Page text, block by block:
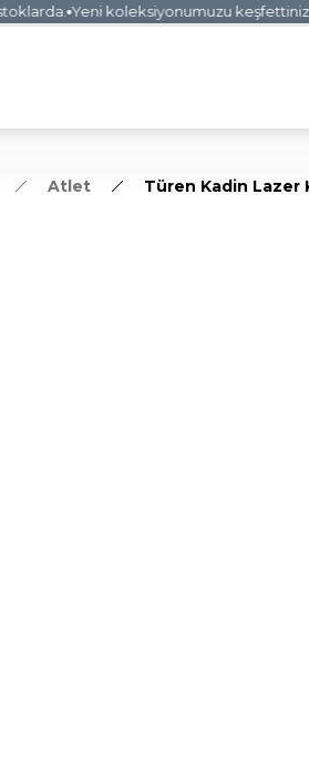
Yeni koleksiyonumuzu keşfettiniz
Atlet Türen Kadin Lazer